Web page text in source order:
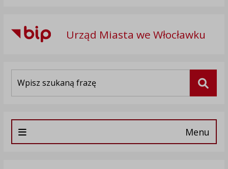
Urząd Miasta we Włocławku
Menu